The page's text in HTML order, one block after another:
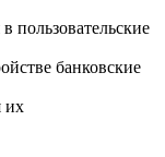
пользовательские
банковские
их